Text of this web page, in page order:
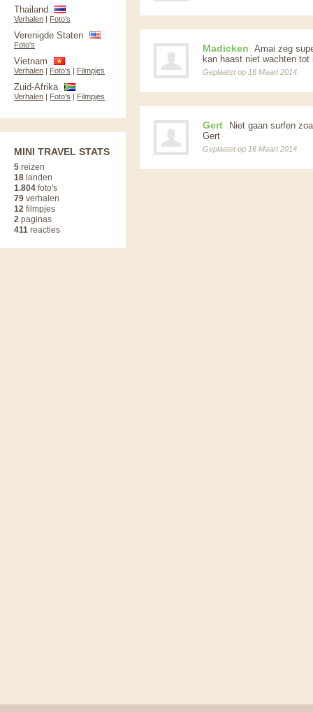
Madicken Amai zeg
kan haast niet wachten
Geplaatst op 16 Maart 2014
Gert
Niet gaan surfen
Gert
Geplaatst op 16 Maart 2014
Thailand
Verhalen | Foto's
Verenigde Staten
Foto's
Vietnam
Verhalen | Foto's | Filmpjes
Zuid-Afrika
Verhalen | Foto's | Filmpjes
MINI TRAVEL STATS
5 reizen
18 landen
1.804 foto's
79 verhalen
12 filmpjes
2 paginas
411 reacties